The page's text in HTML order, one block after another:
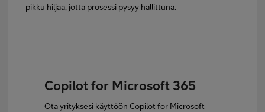
pikku hiljaa, jotta prosessi pysyy hallittuna.
Copilot for Microsoft 365
Ota yrityksesi käyttöön Copilot for Microsoft